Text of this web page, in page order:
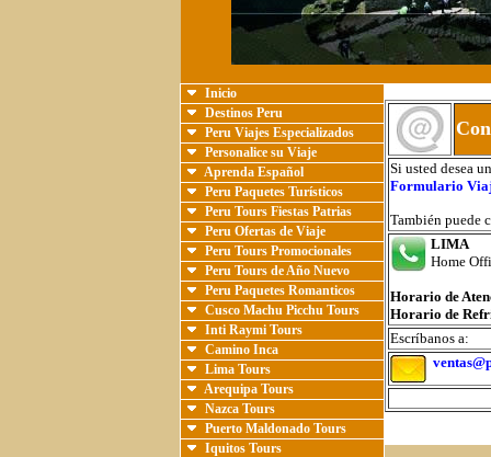
Inicio
Destinos Peru
Peru Viajes Especializados
Personalice su Viaje
Aprenda Español
Peru Paquetes Turísticos
Peru Tours Fiestas Patrias
Peru Ofertas de Viaje
Peru Tours Promocionales
Peru Tours de Año Nuevo
Peru Paquetes Romanticos
Cusco Machu Picchu Tours
Inti Raymi Tours
Camino Inca
Lima Tours
Arequipa Tours
Nazca Tours
Puerto Maldonado Tours
Iquitos Tours
Si usted desea
Formulario
También puede
LIMA
Home
Horario de
Horario de
Escríbanos a: